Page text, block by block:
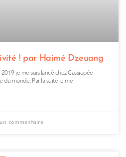
! par Haimé Dzeuang
je me suis lancé chez Cassiopée
du monde. Par la suite je me
commentaire